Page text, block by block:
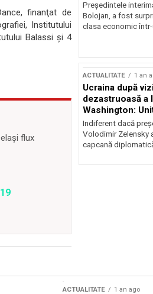
finanţat de
Institutului
Balassi şi 4
flux
Președintele
Bolojan, a fost
clasa economic
ACTUALITATE 1 an
Ucraina după
dezastruoasă a
Washington:
incertitudinii
Indiferent dacă
Volodimir Zelensky
capcană
ACTUALITATE 1 an ago